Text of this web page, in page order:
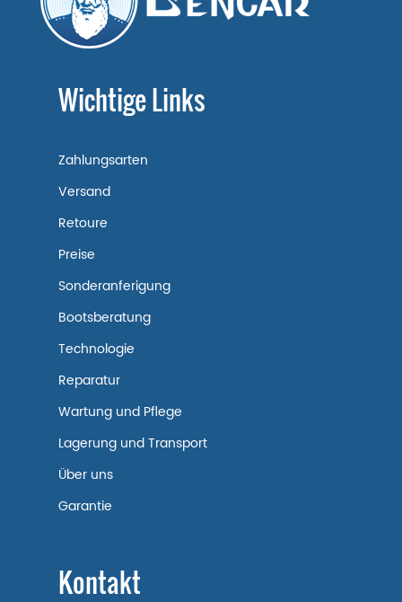
Wichtige Links
Zahlungsarten
Versand
Retoure
Preise
Sonderanferigung
Bootsberatung
Technologie
Reparatur
Wartung und Pflege
Lagerung und Transport
Über uns
Garantie
Kontakt